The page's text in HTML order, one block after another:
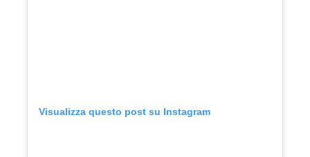
Visualizza questo post su Instagram